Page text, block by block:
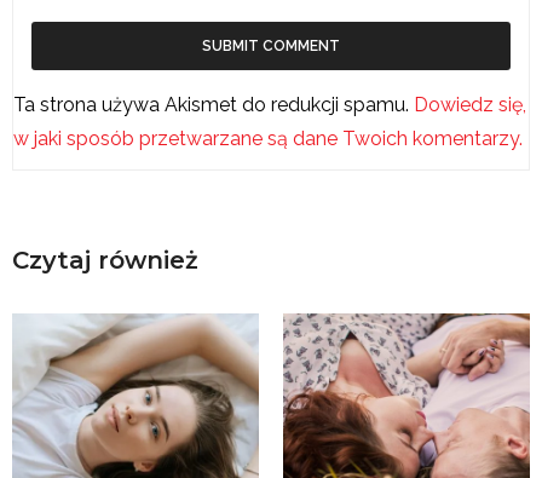
Ta strona używa Akismet do redukcji spamu. Dowiedz się,
w jaki sposób przetwarzane są dane Twoich komentarzy.
Czytaj również